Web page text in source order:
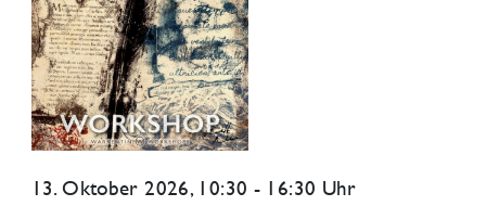
13. Oktober 2026, 10:30 - 16:30 Uhr